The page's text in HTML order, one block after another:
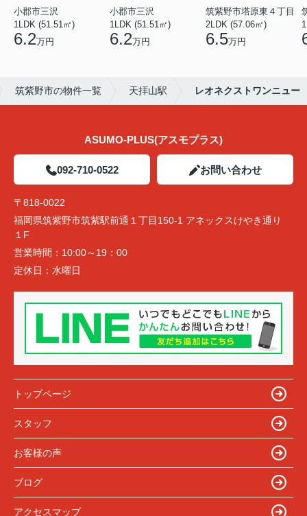
小郡市三沢
1LDK (51.51㎡)
6.2万円
小郡市三沢
1LDK (51.51㎡)
6.2万円
筑紫野市塔原東４丁目
2LDK (57.06㎡)
6.5万円
筑紫野市の物件一覧 天拝山駅 レオネクストワンニュー
ASUMO-PLUS(アスモプラス)
092-710-0522 お問い合わせ
〒818-0022
福岡県筑紫野市筑紫駅前通１丁目150-1 アネックスけやき通り
１F
営業時間： 10:00～19：00
定休日： 水曜日
トップページ
スタッフ
お客様の声
ブログ
アクセスマップ